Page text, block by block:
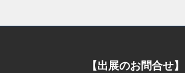
【出展のお問合せ】